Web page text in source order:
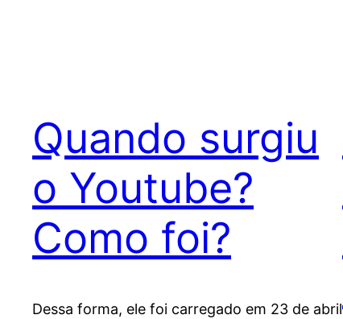
Quando surgiu
o Youtube?
Como foi?
Dessa forma, ele foi carregado em 23 de abril